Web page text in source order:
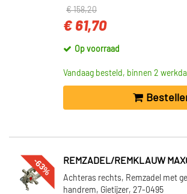
€ 158,20
€ 61,70
Op voorraad
Vandaag besteld, binnen 2
-63% REMZADEL/REMKLAUW
Achteras rechts, Remzadel met
handrem, Gietijzer, 27-0495